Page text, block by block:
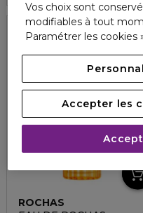
ROCHAS
Vos choix sont
modifiables à tout
Paramétrer les cookies
Accepter les